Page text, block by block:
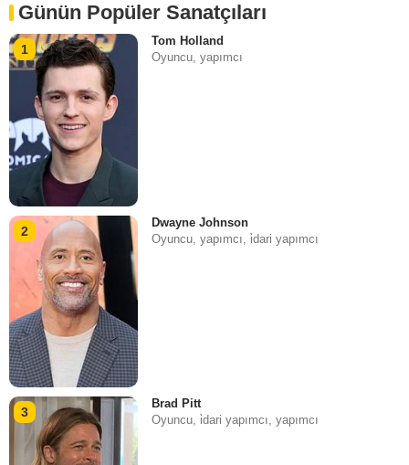
Günün Popüler Sanatçıları
1
Tom Holland
Oyuncu, yapımcı
2
Dwayne Johnson
Oyuncu, yapımcı, i̇dari yapımcı
3
Brad Pitt
Oyuncu, i̇dari yapımcı, yapımcı